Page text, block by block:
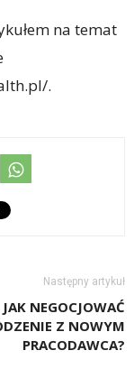
na temat
.
Następny artykuł
JAK NEGOCJOWAĆ
Z NOWYM
PRACODAWCA?